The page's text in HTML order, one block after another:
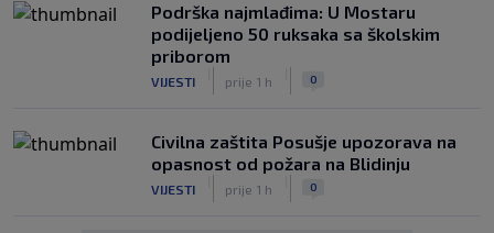
Podrška najmlađima: U Mostaru
podijeljeno 50 ruksaka sa školskim
priborom
VIJESTI prije 1 h 0
Civilna zaštita Posušje upozorava na
opasnost od požara na Blidinju
VIJESTI prije 1 h 0